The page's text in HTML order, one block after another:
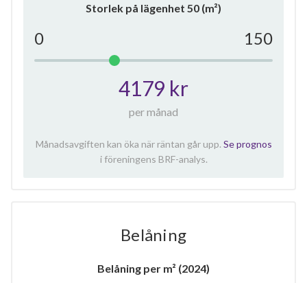
Storlek på lägenhet 50 (m²)
0 150
4179 kr
per månad
Månadsavgiften kan öka när räntan går upp. Se prognos
i föreningens BRF-analys.
Belåning
Belåning per m² (2024)